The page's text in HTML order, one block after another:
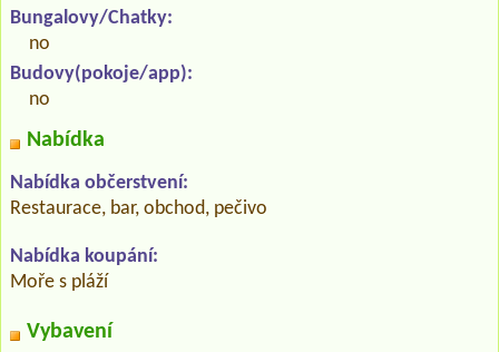
Bungalovy/Chatky:
no
Budovy(pokoje/app):
no
Nabídka
Nabídka občerstvení:
Restaurace, bar, obchod, pečivo
Nabídka koupání:
Moře s pláží
Vybavení